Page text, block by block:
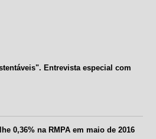
Entrevista especial com
0,36% na RMPA em maio de 2016